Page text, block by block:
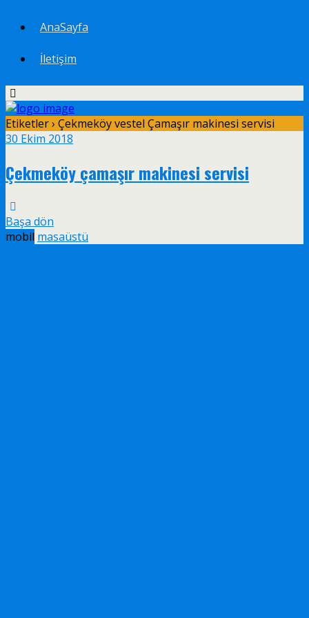
AnaSayfa
İletişim
Etiketler › Çekmeköy vestel Çamaşır makinesi servisi
30 Ekim 2018
Çekmeköy çamaşır makinesi servisi
Başa dön
mobil masaüstü